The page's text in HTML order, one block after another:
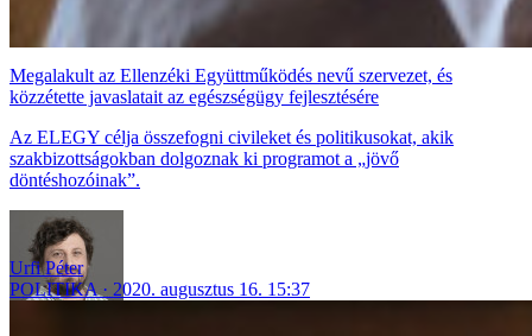
Megalakult az Ellenzéki Együttműködés nevű szervezet, és
közzétette javaslatait az egészségügy fejlesztésére
Az ELEGY célja összefogni civileket és politikusokat, akik
szakbizottságokban dolgoznak ki programot a „jövő
döntéshozóinak”.
Urfi Péter
POLITIKA
2020. augusztus 16. 15:37